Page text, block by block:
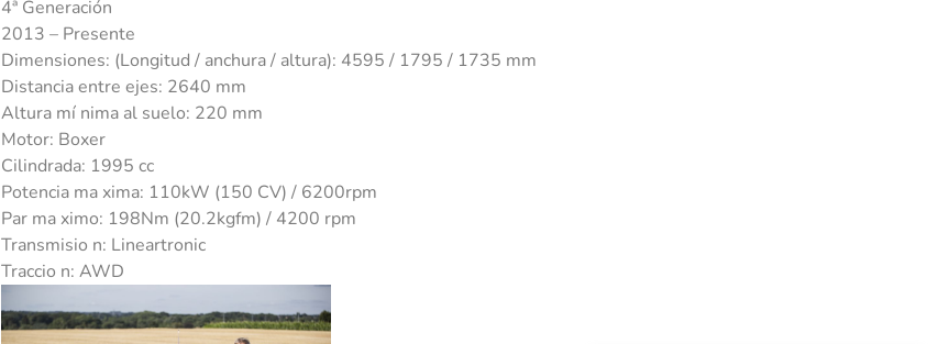
4ª Generación
2013 – Presente
Dimensiones: (Longitud / anchura / altura): 4595 / 1795 / 1735 mm
Distancia entre ejes: 2640 mm
Altura mí nima al suelo: 220 mm
Motor: Boxer
Cilindrada: 1995 cc
Potencia ma xima: 110kW (150 CV) / 6200rpm
Par ma ximo: 198Nm (20.2kgfm) / 4200 rpm
Transmisio n: Lineartronic
Traccio n: AWD